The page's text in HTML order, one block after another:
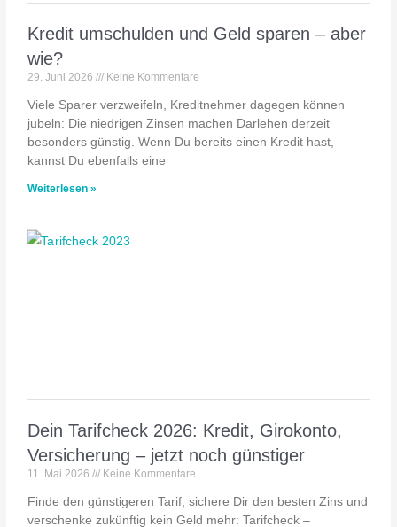
Kredit umschulden und Geld sparen – aber
wie?
29. Juni 2026 Keine Kommentare
Viele Sparer verzweifeln, Kreditnehmer dagegen können
jubeln: Die niedrigen Zinsen machen Darlehen derzeit
besonders günstig. Wenn Du bereits einen Kredit hast,
kannst Du ebenfalls eine
Weiterlesen »
Dein Tarifcheck 2026: Kredit, Girokonto,
Versicherung – jetzt noch günstiger
11. Mai 2026 Keine Kommentare
Finde den günstigeren Tarif, sichere Dir den besten Zins und
verschenke zukünftig kein Geld mehr: Tarifcheck –